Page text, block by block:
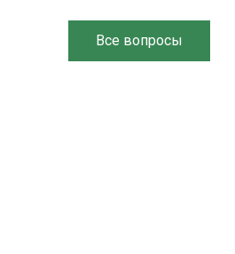
Все вопросы